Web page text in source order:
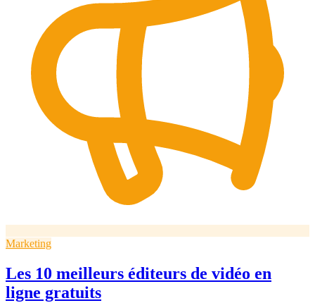
Marketing
Les 10 meilleurs éditeurs de vidéo en
ligne gratuits